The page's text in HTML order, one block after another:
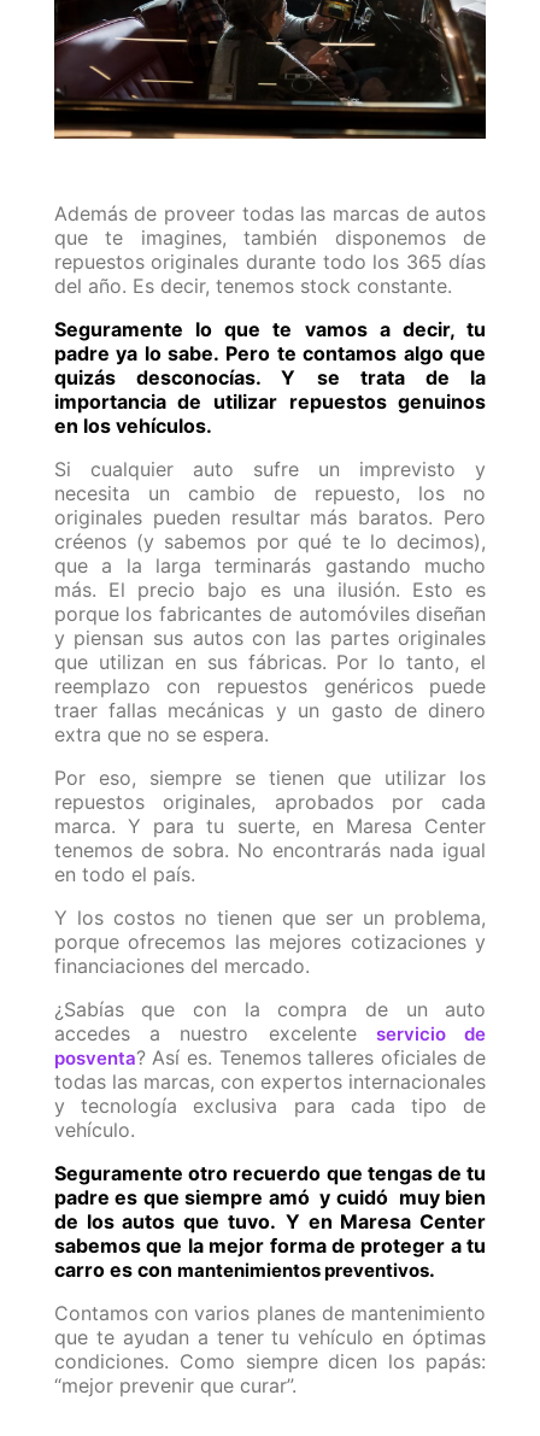
Además de proveer todas las marcas de autos
que te imagines, también disponemos de
repuestos originales durante todo los 365 días
del año. Es decir, tenemos stock constante.
Seguramente lo que te vamos a decir, tu
padre ya lo sabe. Pero te contamos algo que
quizás desconocías. Y se trata de la
importancia de utilizar repuestos genuinos
en los vehículos.
Si cualquier auto sufre un imprevisto y
necesita un cambio de repuesto, los no
originales pueden resultar más baratos. Pero
créenos (y sabemos por qué te lo decimos),
que a la larga terminarás gastando mucho
más. El precio bajo es una ilusión. Esto es
porque los fabricantes de automóviles diseñan
y piensan sus autos con las partes originales
que utilizan en sus fábricas. Por lo tanto, el
reemplazo con repuestos genéricos puede
traer fallas mecánicas y un gasto de dinero
extra que no se espera.
Por eso, siempre se tienen que utilizar los
repuestos originales, aprobados por cada
marca. Y para tu suerte, en Maresa Center
tenemos de sobra. No encontrarás nada igual
en todo el país.
Y los costos no tienen que ser un problema,
porque ofrecemos las mejores cotizaciones y
financiaciones del mercado.
¿Sabías que con la compra de un auto
accedes a nuestro excelente servicio de
posventa? Así es. Tenemos talleres oficiales de
todas las marcas, con expertos internacionales
y tecnología exclusiva para cada tipo de
vehículo.
Seguramente otro recuerdo que tengas de tu
padre es que siempre amó y cuidó muy bien
de los autos que tuvo. Y en Maresa Center
sabemos que la mejor forma de proteger a tu
carro es con mantenimientos preventivos.
Contamos con varios planes de mantenimiento
que te ayudan a tener tu vehículo en óptimas
condiciones. Como siempre dicen los papás:
“mejor prevenir que curar”.